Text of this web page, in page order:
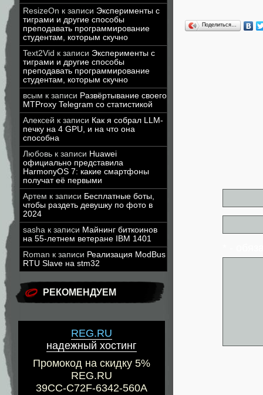
ResizeOn к записи Эксперименты с
тиграми и другие способы
преподавать программирование
студентам, которым скучно
Text2Vid к записи Эксперименты с
тиграми и другие способы
преподавать программирование
студентам, которым скучно
всым к записи Развёртывание своего
MTProxy Telegram со статистикой
Алексей к записи Как я собрал LLM-
печку на 4 GPU, и на что она
способна
Любовь к записи Huawei
официально представила
HarmonyOS 7: какие смартфоны
получат её первыми
Артем к записи Бесплатные боты,
чтобы раздеть девушку по фото в
2024
sasha к записи Майнинг биткоинов
на 55-летнем ветеране IBM 1401
Roman к записи Реализация ModBus
RTU Slave на stm32
РЕКОМЕНДУЕМ
REG.RU
надежный хостинг
Промокод на скидку 5%
REG.RU
39CC-C72F-6342-560A
Поделиться…